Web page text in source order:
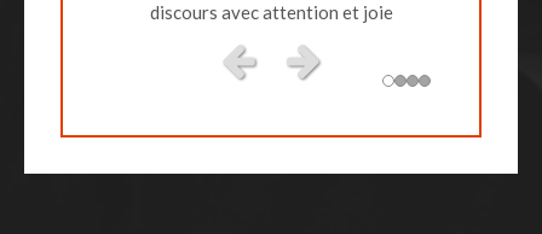
discours avec attention et joie
Slide précédentSlide suivant